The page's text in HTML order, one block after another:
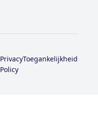
Privacy
Policy
Toegankelijkheid